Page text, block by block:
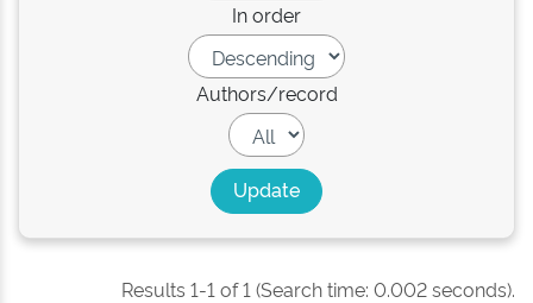
In order
Authors/record
Results 1-1 of 1 (Search time: 0.002 seconds).